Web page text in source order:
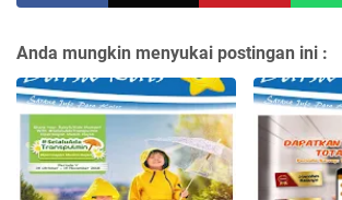
Anda mungkin menyukai postingan ini :